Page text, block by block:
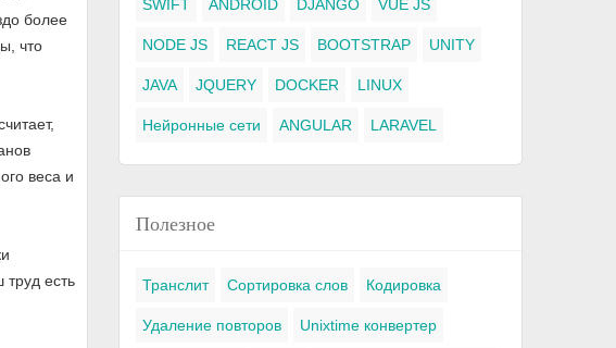
более
что
веса и
есть
SWIFT ANDROID DJANGO VUE JS
NODE JS REACT JS BOOTSTRAP UNITY
JAVA JQUERY DOCKER LINUX
Нейронные сети ANGULAR LARAVEL
Полезное
Транслит Сортировка слов Кодировка
Удаление повторов Unixtime конвертер